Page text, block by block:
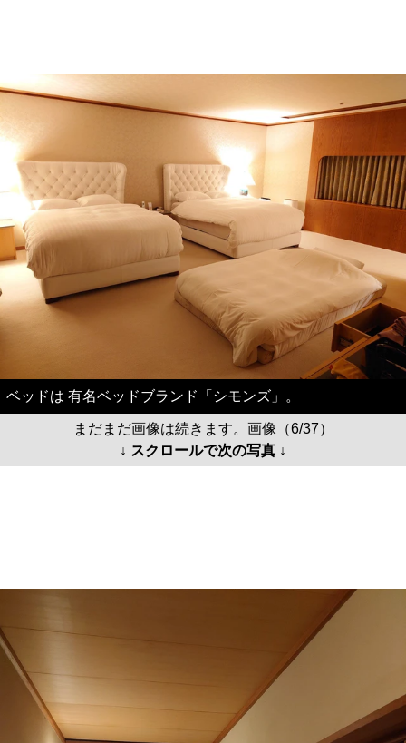
ベッドは 有名ベッドブランド「シモンズ」。
まだまだ画像は続きます。画像（6/37）
↓ スクロールで次の写真 ↓